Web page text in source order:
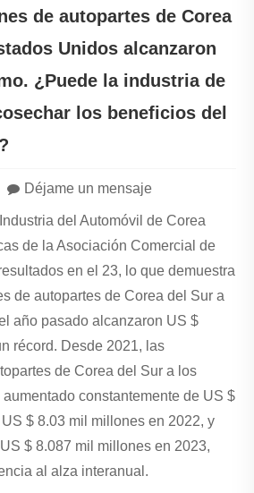
de autopartes de Corea
Unidos alcanzaron
¿Puede la industria de
los beneficios del
Déjame un mensaje
del Automóvil de Corea
de la Asociación Comercial de
en el 23, lo que demuestra
de autopartes de Corea del Sur a
año pasado alcanzaron US $
récord. Desde 2021, las
de Corea del Sur a los
constantemente de US $
$ 8.03 mil millones en 2022, y
$ 8.087 mil millones en 2023,
al alza interanual.